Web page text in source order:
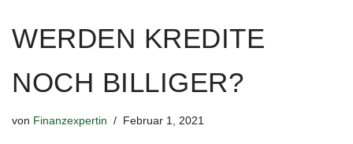
WERDEN KREDITE
NOCH BILLIGER?
von Finanzexpertin Februar 1, 2021